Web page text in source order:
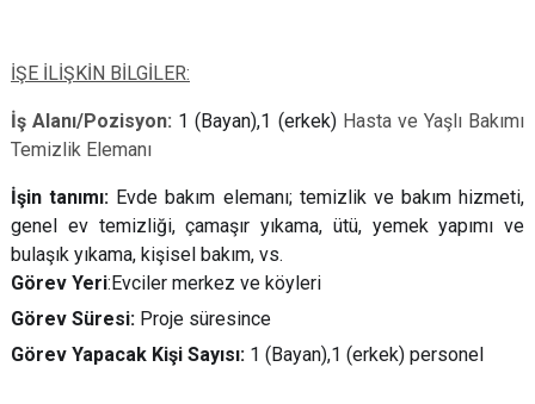
İŞE İLİŞKİN BİLGİLER:
İş Alanı/Pozisyon: 1 (Bayan),1 (erkek)Hasta ve Yaşlı Bakımı
Temizlik Elemanı
İşin tanımı: Evde bakım elemanı; temizlik ve bakım hizmeti,
genel ev temizliği, çamaşır yıkama, ütü, yemek yapımı ve
bulaşık yıkama, kişisel bakım, vs.
Görev Yeri:Evciler merkez ve köyleri
Görev Süresi: Proje süresince
Görev Yapacak Kişi Sayısı: 1 (Bayan),1 (erkek) personel